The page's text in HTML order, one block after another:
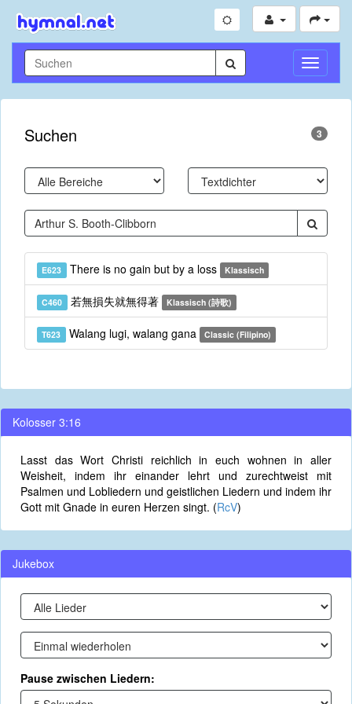
Suchen 3
E623 There is no gain but by a loss Klassisch
C460 若無損失就無得著 Klassisch (詩歌)
T623 Walang lugi, walang gana Classic (Filipino)
Kolosser 3:16
Lasst das Wort Christi reichlich in euch wohnen in aller
Weisheit, indem ihr einander lehrt und zurechtweist mit
Psalmen und Lobliedern und geistlichen Liedern und indem ihr
Gott mit Gnade in euren Herzen singt. (RcV)
Jukebox
Pause zwischen Liedern: